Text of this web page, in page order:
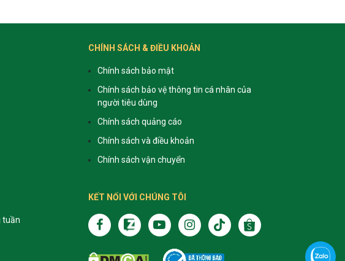
CHÍNH SÁCH & ĐIỀU KHOẢN
Chính sách bảo mật
Chính sách bảo vệ thông tin cá nhân của
người tiêu dùng
Chính sách quảng cáo
Chính sách và điều khoản
Chính sách vận chuyển
tuần
KẾT NỐI VỚI CHÚNG TÔI